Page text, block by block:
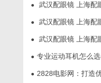
● 武汉配眼镜 上海配
● 武汉配眼镜 上海配
● 武汉配眼镜 上海配
● 专业运动耳机怎么选
● 2828电影网：打造优质